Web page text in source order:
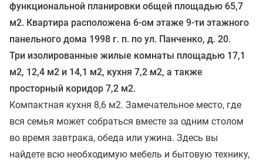
функциональной планировки общей площадью 65,7
м2. Квартира расположена 6-ом этаже 9-ти этажного
панельного дома 1998 г. п. по ул. Панченко, д. 20.
Три изолированные жилые комнаты площадью 17,1
м2, 12,4 м2 и 14,1 м2, кухня 7,2 м2, а также
просторный коридор 7,2 м2.
Компактная кухня 8,6 м2. Замечательное место, где
вся семья может собраться вместе за одним столом
во время завтрака, обеда или ужина. Здесь вы
найдете всю необходимую мебель и бытовую технику,